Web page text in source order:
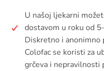
U našoj ljekarni
dostavom u roku od
Diskretno i anonimno
Colofac se koristi za
grčeva i nepravilnosti